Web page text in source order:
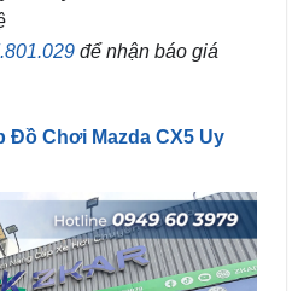
để nhận báo giá
Đồ Chơi Mazda CX5 Uy